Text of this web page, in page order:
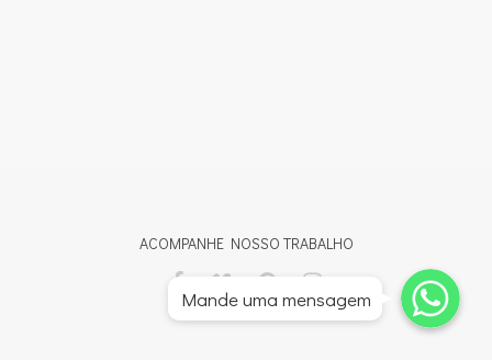
ACOMPANHE NOSSO TRABALHO
Whatsapp
Whatsapp
Whatsapp
Mande uma mensagem